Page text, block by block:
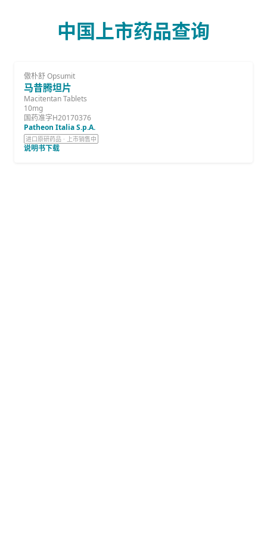
中国上市药品查询
傲朴舒 Opsumit
马昔腾坦片
Macitentan Tablets
10mg
国药准字H20170376
Patheon Italia S.p.A.
进口原研药品 · 上市销售中
说明书下载